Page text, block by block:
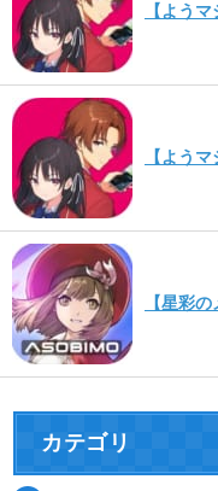
【よう
【よう
【星彩
カテゴリ